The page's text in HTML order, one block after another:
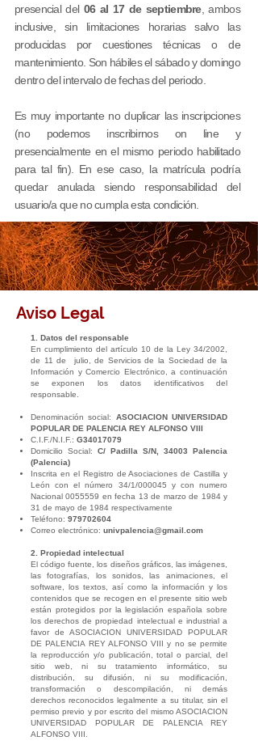
presencial del 06 al 17de septiembre, ambos
inclusive, sin limitaciones horarias salvo las
producidas por cuestiones técnicas o de
mantenimiento. Son hábiles el sábado y domingo
dentro del intervalo de fechas del periodo.
Es muy importante no duplicar las inscripciones
(no podemos inscribirnos on line y
presencialmente en el mismo periodo habilitado
para tal fin). En ese caso, la matrícula podría
quedar anulada siendo responsabilidad del
usuario/a que no cumpla esta condición.
Aviso Legal
1. Datos del responsable
En cumplimiento del artículo 10 de la Ley 34/2002,
de 11 de julio, de Servicios de la Sociedad de la
Información y Comercio Electrónico, a continuación
se exponen los datos identificativos del
responsable.
Denominación social: ASOCIACION UNIVERSIDAD
POPULAR DE PALENCIA REY ALFONSO VIII
C.I.F./N.I.F.: G34017079
Domicilio Social: C/ Padilla S/N, 34003 Palencia
(Palencia)
Inscrita en el Registro de Asociaciones de Castilla y
León con el número 34/1/000045 y con numero
Nacional0055559 en fecha 13 de marzo de 1984 y
31 de mayo de 1984 respectivamente
Teléfono: 979702604
Correo electrónico: univpalencia@gmail.com
2. Propiedad intelectual
El código fuente, los diseños gráficos, las imágenes,
las fotografías, los sonidos, las animaciones, el
software, los textos, así como la información y los
contenidos que se recogen en el presente sitio web
están protegidos por la legislación española sobre
los derechos de propiedad intelectual e industrial a
favor de ASOCIACION UNIVERSIDAD POPULAR
DE PALENCIA REY ALFONSO VIII y no se permite
la reproducción y/o publicación, total o parcial, del
sitio web, ni su tratamiento informático, su
distribución, su difusión, ni su modificación,
transformación o descompilación, ni demás
derechos reconocidos legalmente a su titular, sin el
permiso previo y por escrito del mismo ASOCIACION
UNIVERSIDAD POPULAR DE PALENCIA REY
ALFONSO VIII.